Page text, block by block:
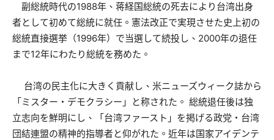
副総統時代の1988年、蒋経国総統の死去により台湾出身
者として初めて総統に就任。憲法改正で実現させた史上初の
総統直接選挙（1996年）で当選して続投し、2000年の退任
まで12年にわたり総統を務めた。
台湾の民主化に大きく貢献し、米ニューズウィーク誌から
「ミスター・デモクラシー」と称された。 総統退任後は独
立志向を鮮明にし、「台湾ファースト」を掲げる政党・台湾
団結連盟の精神的指導者と仰がれた。近年は国家アイデンテ